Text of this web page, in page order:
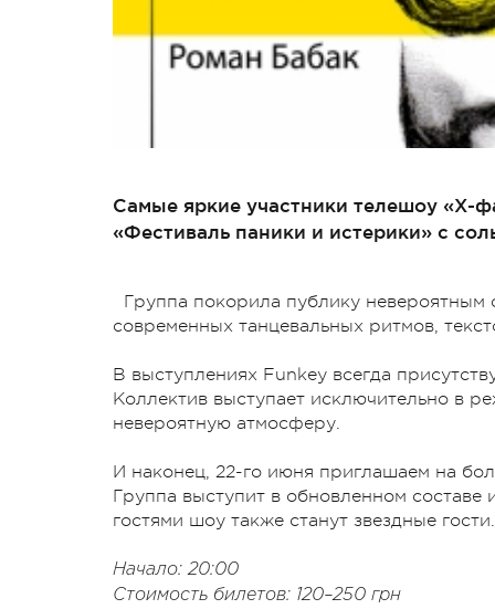
Самые яркие участники телешоу «Х-
«Фестиваль паники и истерики» с
Группа покорила публику невероятным
современных танцевальных ритмов,
В выступлениях Funkey всегда
Коллектив выступает исключительно в
невероятную атмосферу.
И наконец, 22-го июня приглашаем на
Группа выступит в обновленном
гостями шоу также станут звездные
Начало: 20:00
Стоимость билетов: 120–250 грн